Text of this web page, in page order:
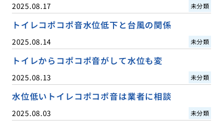
2025.08.17 未分類
トイレコポコポ音水位低下と台風の関係
2025.08.14 未分類
トイレからコポコポ音がして水位も変
2025.08.13 未分類
水位低いトイレコポコポ音は業者に相談
2025.08.03 未分類